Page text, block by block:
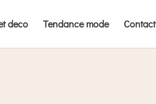
deco Tendance mode Contact